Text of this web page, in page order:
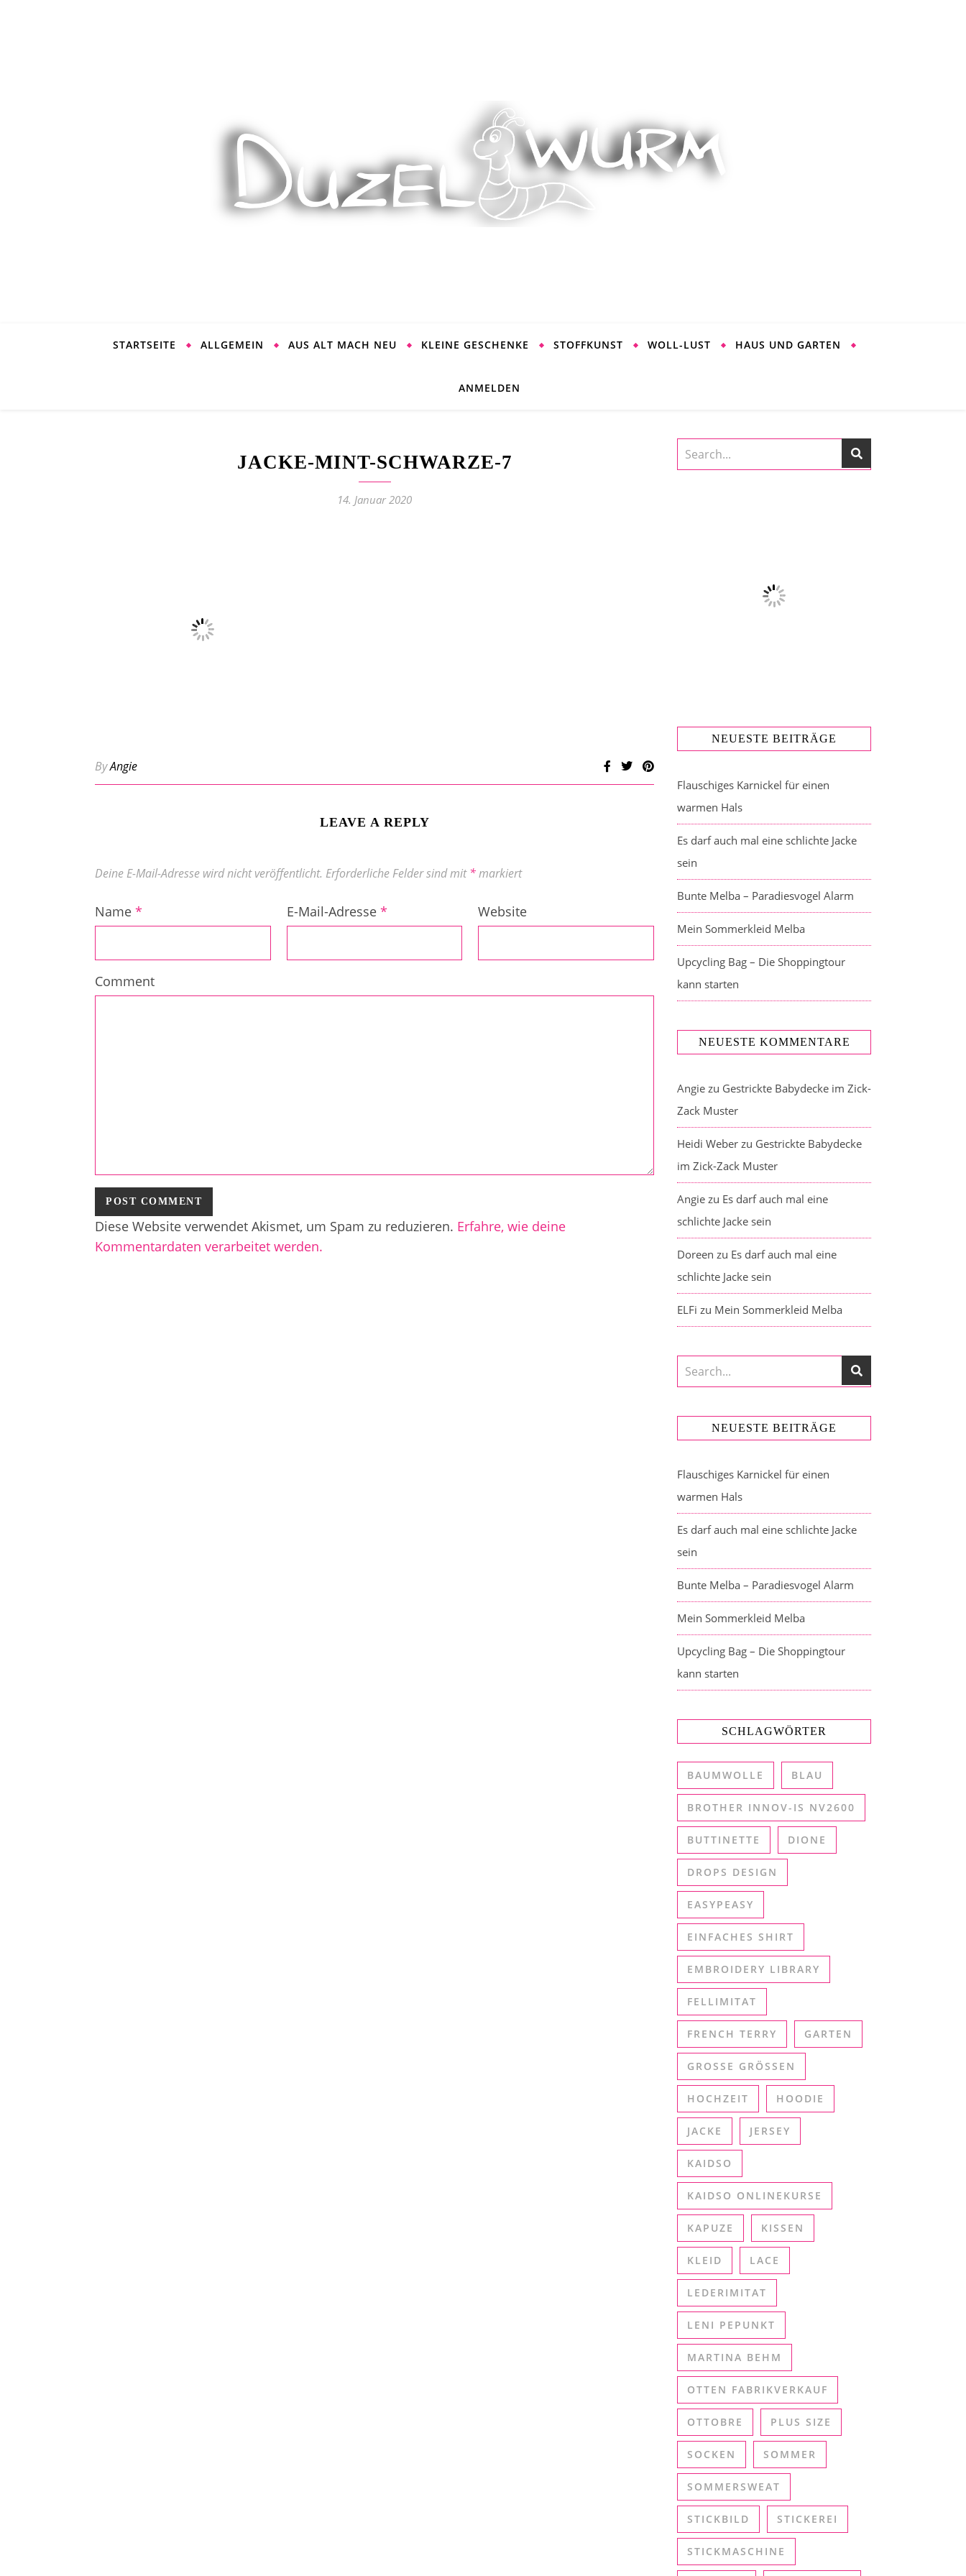
STARTSEITE ALLGEMEIN AUS ALT MACH NEU KLEINE GESCHENKE STOFFKUNST WOLL-LUST HAUS UND GARTEN
ANMELDEN
JACKE-MINT-SCHWARZE-7
14. Januar 2020
ByAngie
LEAVE A REPLY
Deine E-Mail-Adresse wird nicht veröffentlicht. Erforderliche Felder sind mit*markiert
Name * E-Mail-Adresse * Website
Comment
Diese Website verwendet Akismet, um Spam zu reduzieren. Erfahre, wie deine
Kommentardaten verarbeitet werden.
NEUESTE BEITRÄGE
Flauschiges Karnickel für einen
warmen Hals
Es darf auch mal eine schlichte Jacke
sein
Bunte Melba – Paradiesvogel Alarm
Mein Sommerkleid Melba
Upcycling Bag – Die Shoppingtour
kann starten
NEUESTE KOMMENTARE
Angie zu Gestrickte Babydecke im Zick-
Zack Muster
Heidi Weber zu Gestrickte Babydecke
im Zick-Zack Muster
Angie zu Es darf auch mal eine
schlichte Jacke sein
Doreen zu Es darf auch mal eine
schlichte Jacke sein
ELFi zu Mein Sommerkleid Melba
NEUESTE BEITRÄGE
Flauschiges Karnickel für einen
warmen Hals
Es darf auch mal eine schlichte Jacke
sein
Bunte Melba – Paradiesvogel Alarm
Mein Sommerkleid Melba
Upcycling Bag – Die Shoppingtour
kann starten
SCHLAGWÖRTER
BAUMWOLLE BLAU
BROTHER INNOV-IS NV2600
BUTTINETTE DIONE
DROPS DESIGN
EASYPEASY
EINFACHES SHIRT
EMBROIDERY LIBRARY
FELLIMITAT
FRENCH TERRY GARTEN
GROSSE GRÖSSEN
HOCHZEIT HOODIE
JACKE JERSEY
KAIDSO
KAIDSO ONLINEKURSE
KAPUZE KISSEN
KLEID LACE
LEDERIMITAT
LENI PEPUNKT
MARTINA BEHM
OTTEN FABRIKVERKAUF
OTTOBRE PLUS SIZE
SOCKEN SOMMER
SOMMERSWEAT
STICKBILD STICKEREI
STICKMASCHINE